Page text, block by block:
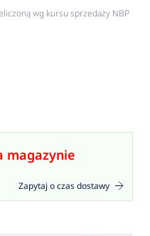
wg kursu sprzedaży NBP
magazynie
Zapytaj o czas dostawy